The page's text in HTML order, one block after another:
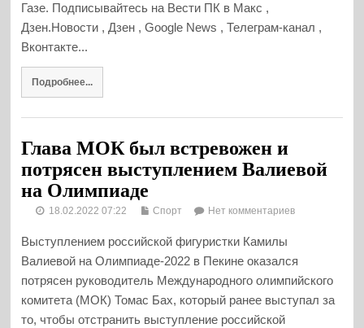
Газе. Подписывайтесь на Вести ПК в Макс ,
Дзен.Новости , Дзен , Google News , Телеграм-канал ,
Вконтакте...
Подробнее...
Глава МОК был встревожен и
потрясен выступлением Валиевой
на Олимпиаде
18.02.2022 07:22 Спорт Нет комментариев
Выступлением российской фигуристки Камилы
Валиевой на Олимпиаде-2022 в Пекине оказался
потрясен руководитель Международного олимпийского
комитета (МОК) Томас Бах, который ранее выступал за
то, чтобы отстранить выступление российской